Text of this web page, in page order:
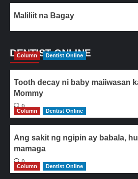
Maliliit na Bagay
DENTIST ONLINE
Column Dentist Online
Tooth decay ni baby maiiwasan
Mommy
0
Column
Dentist Online
Ang sakit ng ngipin ay babala,
mamaga
0
Column
Dentist Online